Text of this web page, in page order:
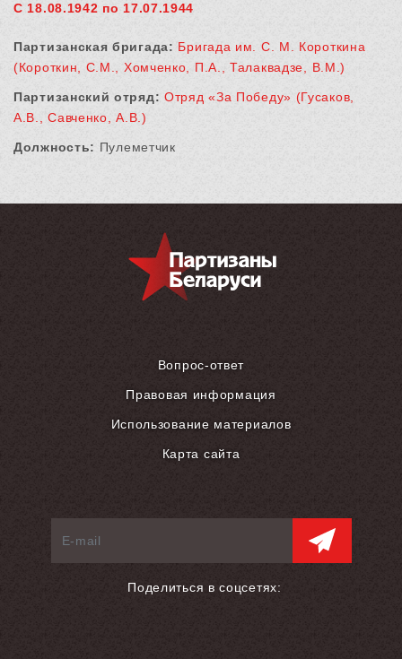
С 18.08.1942 по 17.07.1944
Партизанская бригада: Бригада им. С. М. Короткина
(Короткин, С.М., Хомченко, П.А., Талаквадзе, В.М.)
Партизанский отряд: Отряд «За Победу» (Гусаков,
А.В., Савченко, А.В.)
Должность: Пулеметчик
Вопрос-ответ
Правовая информация
Использование материалов
Карта сайта
Поделиться в соцсетях: